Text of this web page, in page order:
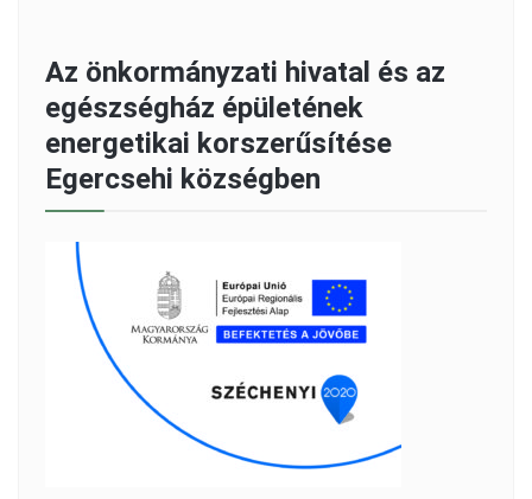
Az önkormányzati hivatal és az
egészségház épületének
energetikai korszerűsítése
Egercsehi községben